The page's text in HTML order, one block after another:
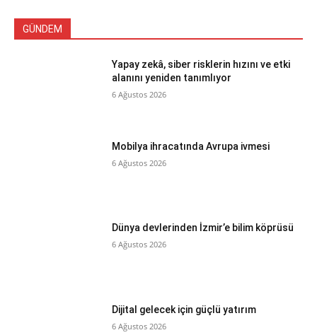
GÜNDEM
Yapay zekâ, siber risklerin hızını ve etki
alanını yeniden tanımlıyor
6 Ağustos 2026
Mobilya ihracatında Avrupa ivmesi
6 Ağustos 2026
Dünya devlerinden İzmir’e bilim köprüsü
6 Ağustos 2026
Dijital gelecek için güçlü yatırım
6 Ağustos 2026